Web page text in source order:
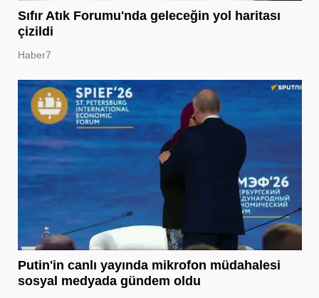
Sıfır Atık Forumu'nda geleceğin yol haritası
çizildi
Haber7
Putin'in canlı yayında mikrofon müdahalesi
sosyal medyada gündem oldu